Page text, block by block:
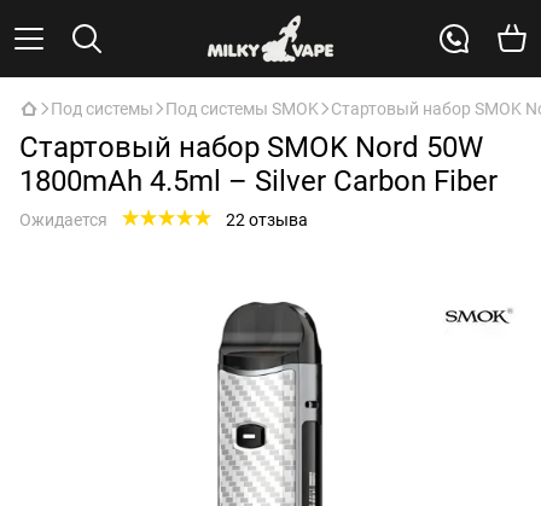
Под системы Под системы SMOK Стартовый набор SMOK
Стартовый набор SMOK Nord 50W
1800mAh 4.5ml – Silver Carbon Fiber
Ожидается 22 отзыва